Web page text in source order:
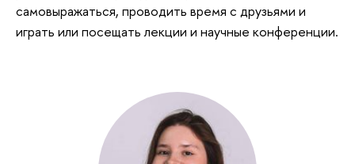
самовыражаться, проводить время с друзьями и
играть или посещать лекции и научные конференции.